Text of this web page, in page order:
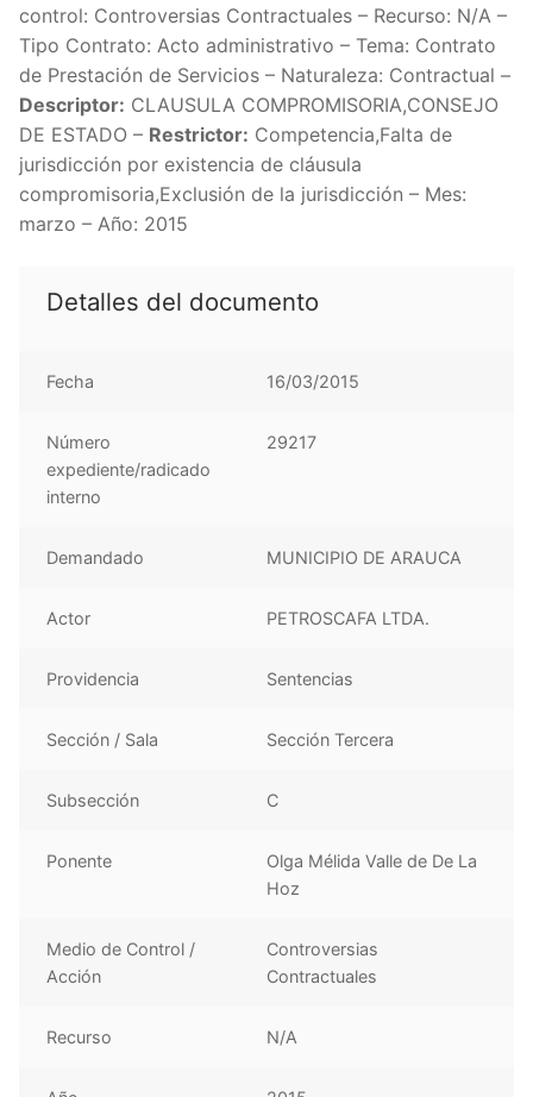
control: Controversias Contractuales – Recurso: N/A –
Tipo Contrato: Acto administrativo – Tema: Contrato
de Prestación de Servicios – Naturaleza: Contractual –
Descriptor: CLAUSULA COMPROMISORIA,CONSEJO
DE ESTADO – Restrictor: Competencia,Falta de
jurisdicción por existencia de cláusula
compromisoria,Exclusión de la jurisdicción – Mes:
marzo – Año: 2015
Detalles del documento
Fecha 16/03/2015
Número
expediente/radicado
interno
29217
Demandado MUNICIPIO DE ARAUCA
Actor PETROSCAFA LTDA.
Providencia Sentencias
Sección / Sala Sección Tercera
Subsección C
Ponente
Olga Mélida Valle de De La
Hoz
Medio de Control /
Acción
Controversias
Contractuales
Recurso N/A